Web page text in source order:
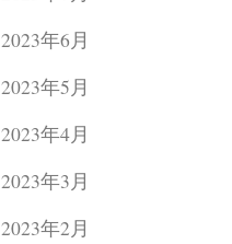
2023年6月
2023年5月
2023年4月
2023年3月
2023年2月